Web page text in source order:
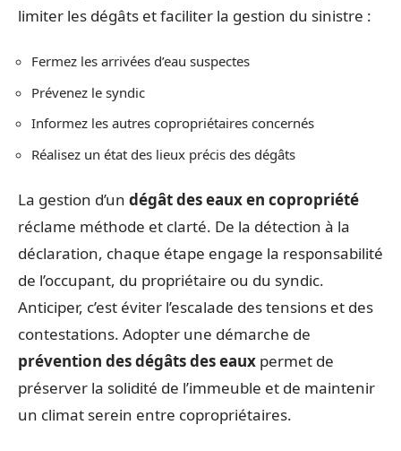
limiter les dégâts et faciliter la gestion du sinistre :
Fermez les arrivées d’eau suspectes
Prévenez le syndic
Informez les autres copropriétaires concernés
Réalisez un état des lieux précis des dégâts
La gestion d’un dégât des eaux en copropriété
réclame méthode et clarté. De la détection à la
déclaration, chaque étape engage la responsabilité
de l’occupant, du propriétaire ou du syndic.
Anticiper, c’est éviter l’escalade des tensions et des
contestations. Adopter une démarche de
prévention des dégâts des eaux permet de
préserver la solidité de l’immeuble et de maintenir
un climat serein entre copropriétaires.